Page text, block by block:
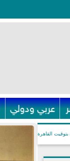
عربي ودولي
بتوقيت القاهرة